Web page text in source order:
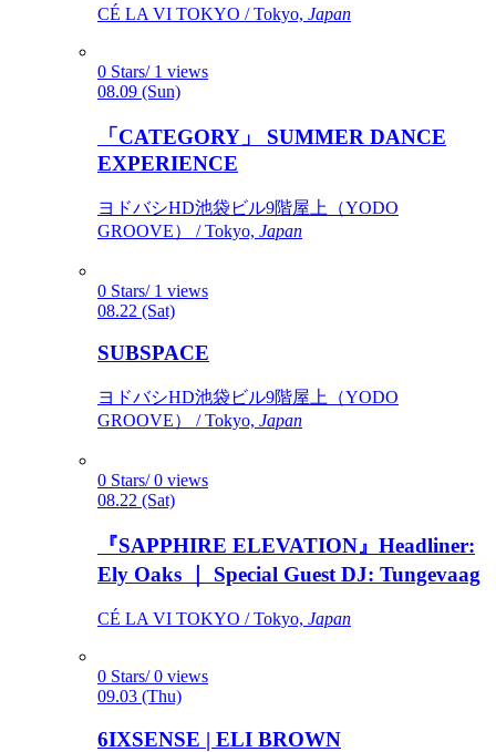
CÉ LA VI TOKYO / Tokyo, Japan
0 Stars/ 1 views
08.09 (Sun)
「CATEGORY」 SUMMER DANCE
EXPERIENCE
ヨドバシHD池袋ビル9階屋上（YODO
GROOVE） / Tokyo, Japan
0 Stars/ 1 views
08.22 (Sat)
SUBSPACE
ヨドバシHD池袋ビル9階屋上（YODO
GROOVE） / Tokyo, Japan
0 Stars/ 0 views
08.22 (Sat)
『SAPPHIRE ELEVATION』Headliner:
Ely Oaks ｜ Special Guest DJ: Tungevaag
CÉ LA VI TOKYO / Tokyo, Japan
0 Stars/ 0 views
09.03 (Thu)
6IXSENSE | ELI BROWN